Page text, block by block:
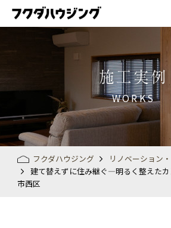
施工実例
WORKS
フクダハウジング リノベーション
建て替えずに住み継ぐ―明るく整えた
市西区